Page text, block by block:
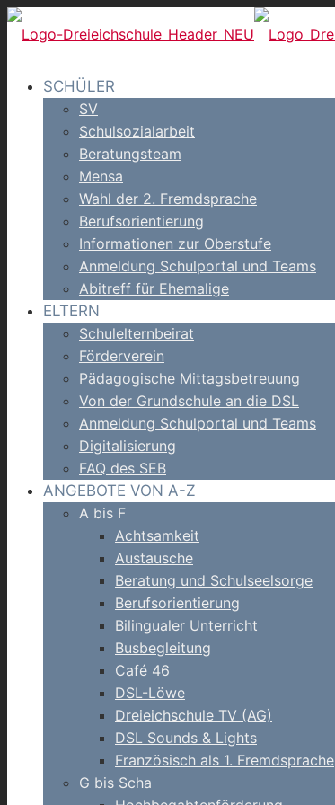
SCHÜLER
SV
Schulsozialarbeit
Beratungsteam
Mensa
Wahl der 2. Fremdsprache
Berufsorientierung
Informationen zur Oberstufe
Anmeldung Schulportal und Teams
Abitreff für Ehemalige
ELTERN
Schulelternbeirat
Förderverein
Pädagogische Mittagsbetreuung
Von der Grundschule an die DSL
Anmeldung Schulportal und Teams
Digitalisierung
FAQ des SEB
ANGEBOTE VON A-Z
A bis F
Achtsamkeit
Austausche
Beratung und Schulseelsorge
Berufsorientierung
Bilingualer Unterricht
Busbegleitung
Café 46
DSL-Löwe
Dreieichschule TV (AG)
DSL Sounds & Lights
Französisch als 1. Fremdsprache
G bis Scha